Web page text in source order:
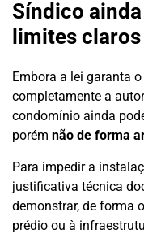
Síndico
limites claros
Embora a lei garanta
completamente a
condomínio ainda
porém não de forma
Para impedir a
justificativa técnica
demonstrar, de forma
prédio ou à